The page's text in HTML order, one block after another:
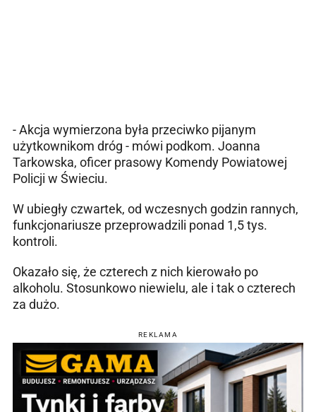
- Akcja wymierzona była przeciwko pijanym
użytkownikom dróg - mówi podkom. Joanna
Tarkowska, oficer prasowy Komendy Powiatowej
Policji w Świeciu.
W ubiegły czwartek, od wczesnych godzin rannych,
funkcjonariusze przeprowadzili ponad 1,5 tys.
kontroli.
Okazało się, że czterech z nich kierowało po
alkoholu. Stosunkowo niewielu, ale i tak o czterech
za dużo.
REKLAMA